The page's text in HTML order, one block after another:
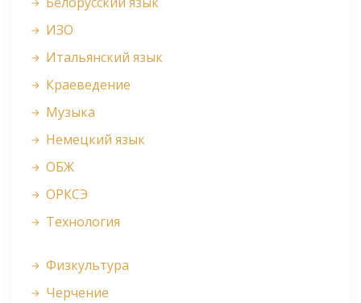
ИЗО
Итальянский язык
Краеведение
Музыка
Немецкий язык
ОБЖ
ОРКСЭ
Технология
Физкультура
Черчение